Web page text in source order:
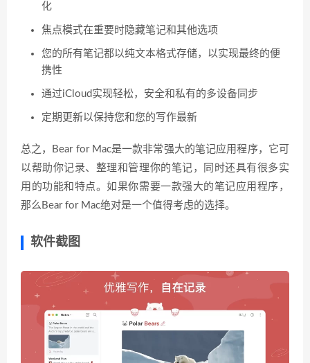
化
焦点模式在重要时隐藏笔记和其他选项
您的所有笔记都以纯文本格式存储，以实现最终的便
携性
通过iCloud实现轻松，安全和私有的多设备同步
定期更新以保持您和您的写作最新
总之，Bear for Mac是一款非常强大的笔记应用程序，它可
以帮助你记录、整理和管理你的笔记，同时还具有很多实
用的功能和特点。如果你需要一款强大的笔记应用程序，
那么Bear for Mac绝对是一个值得考虑的选择。
软件截图